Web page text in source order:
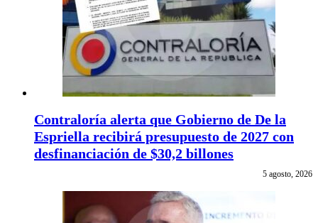
Contraloría alerta que Gobierno de De la
Espriella recibirá presupuesto de 2027 con
desfinanciación de $30,2 billones
5 agosto, 2026